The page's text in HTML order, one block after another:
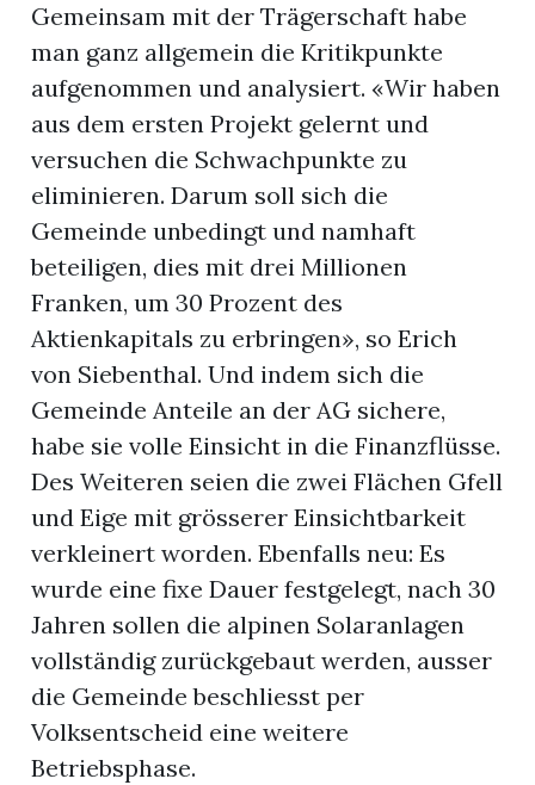
Gemeinsam mit der Trägerschaft habe
man ganz allgemein die Kritikpunkte
aufgenommen und analysiert. «Wir haben
aus dem ersten Projekt gelernt und
versuchen die Schwachpunkte zu
eliminieren. Darum soll sich die
Gemeinde unbedingt und namhaft
beteiligen, dies mit drei Millionen
Franken, um 30 Prozent des
Aktienkapitals zu erbringen», so Erich
von Siebenthal. Und indem sich die
Gemeinde Anteile an der AG sichere,
habe sie volle Einsicht in die Finanzflüsse.
Des Weiteren seien die zwei Flächen Gfell
und Eige mit grösserer Einsichtbarkeit
verkleinert worden. Ebenfalls neu: Es
wurde eine fixe Dauer festgelegt, nach 30
Jahren sollen die alpinen Solaranlagen
vollständig zurückgebaut werden, ausser
die Gemeinde beschliesst per
Volksentscheid eine weitere
Betriebsphase.